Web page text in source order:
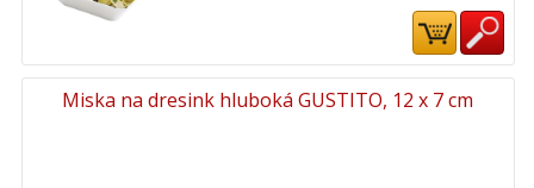
Miska na dresink hluboká GUSTITO, 12 x 7 cm